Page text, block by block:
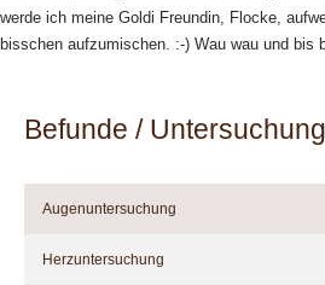
werde ich meine Goldi Freundin, Flocke,
bisschen aufzumischen. :-) Wau wau und bis
Befunde /
Augenuntersuchung
Herzuntersuchung